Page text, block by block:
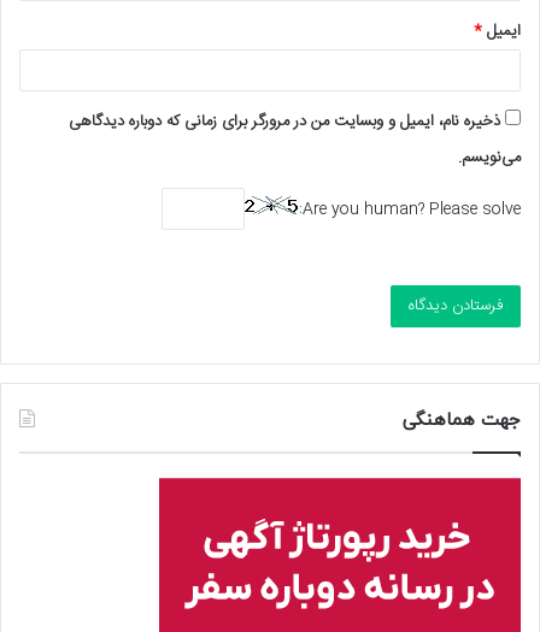
ایمیل*
ذخیره نام، ایمیل و وبسایت من در مرورگر برای زمانی که دوباره دیدگاهی
می‌نویسم.
Are you human? Please solve:
جهت هماهنگی